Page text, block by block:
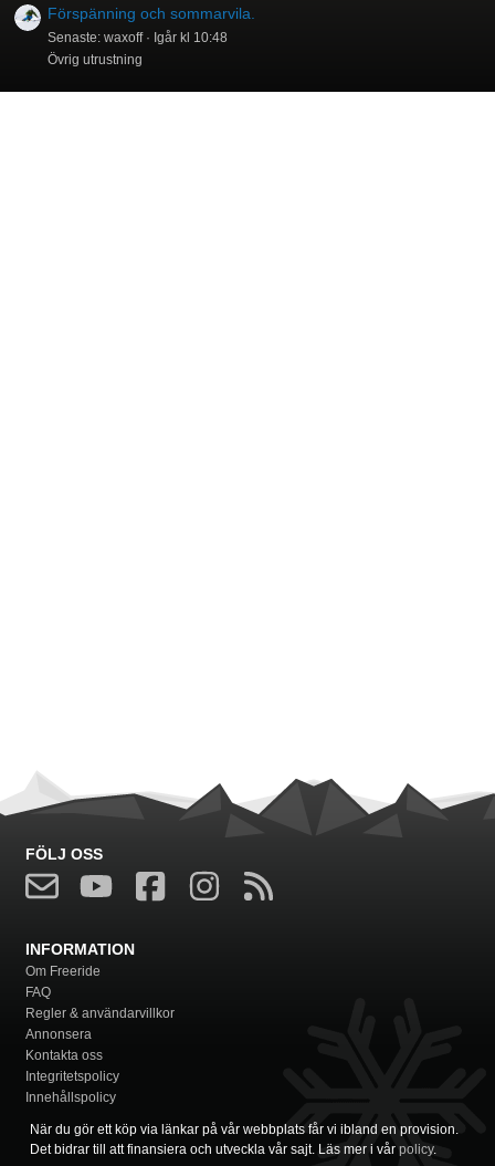
Förspänning och sommarvila.
Senaste: waxoff
Igår kl 10:48
Övrig utrustning
FÖLJ OSS
INFORMATION
Om Freeride
FAQ
Regler & användarvillkor
Annonsera
Kontakta oss
Integritetspolicy
Innehållspolicy
När du gör ett köp via länkar på vår webbplats får vi ibland en provision.
Det bidrar till att finansiera och utveckla vår sajt. Läs mer i vår policy.